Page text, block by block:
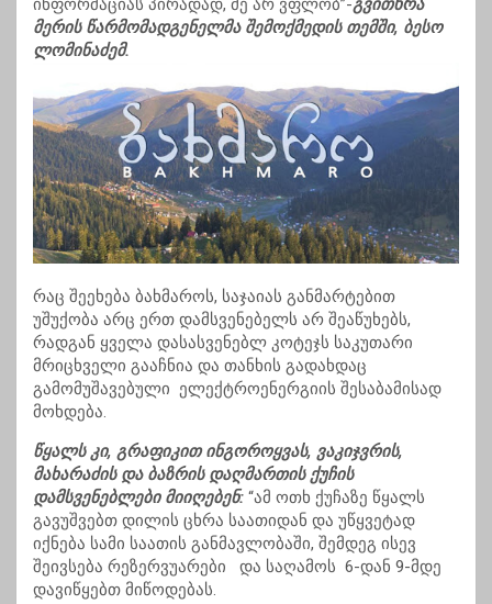
ინფორმაციას პირადად, მე არ ვფლობ”-გვითხრა
მერის წარმომადგენელმა შემოქმედის თემში, ბესო
ლომინაძემ.
რაც შეეხება ბახმაროს, საჯაიას განმარტებით
უშუქობა არც ერთ დამსვენებელს არ შეაწუხებს,
რადგან ყველა დასასვენებლ კოტეჯს საკუთარი
მრიცხველი გააჩნია და თანხის გადახდაც
გამომუშავებული ელექტროენერგიის შესაბამისად
მოხდება.
წყალს კი, გრაფიკით ინგოროყვას, ვაკიჯვრის,
მახარაძის და ბაზრის დაღმართის ქუჩის
დამსვენებლები მიიღებენ: “ამ ოთხ ქუჩაზე წყალს
გავუშვებთ დილის ცხრა საათიდან და უწყვეტად
იქნება სამი საათის განმავლობაში, შემდეგ ისევ
შეივსება რეზერვუარები და საღამოს 6-დან 9-მდე
დავიწყებთ მიწოდებას.